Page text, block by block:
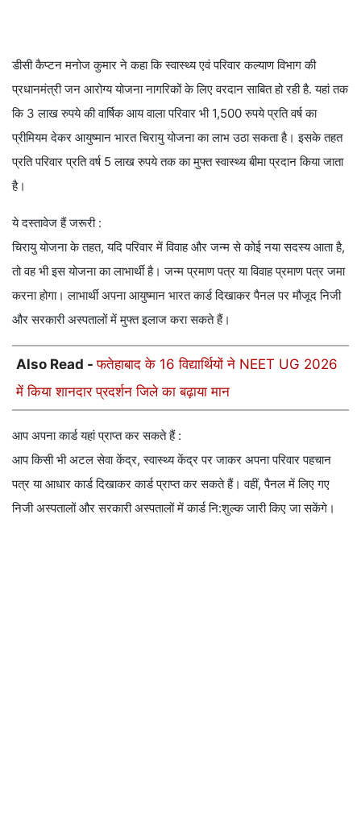
डीसी कैप्टन मनोज कुमार ने कहा कि स्वास्थ्य एवं परिवार कल्याण विभाग की
प्रधानमंत्री जन आरोग्य योजना नागरिकों के लिए वरदान साबित हो रही है. यहां तक
​​कि 3 लाख रुपये की वार्षिक आय वाला परिवार भी 1,500 रुपये प्रति वर्ष का
प्रीमियम देकर आयुष्मान भारत चिरायु योजना का लाभ उठा सकता है। इसके तहत
प्रति परिवार प्रति वर्ष 5 लाख रुपये तक का मुफ्त स्वास्थ्य बीमा प्रदान किया जाता
है।
ये दस्तावेज हैं जरूरी :
चिरायु योजना के तहत, यदि परिवार में विवाह और जन्म से कोई नया सदस्य आता है,
तो वह भी इस योजना का लाभार्थी है। जन्म प्रमाण पत्र या विवाह प्रमाण पत्र जमा
करना होगा। लाभार्थी अपना आयुष्मान भारत कार्ड दिखाकर पैनल पर मौजूद निजी
और सरकारी अस्पतालों में मुफ्त इलाज करा सकते हैं।
Also Read -फतेहाबाद के 16 विद्यार्थियों ने NEET UG 2026
में किया शानदार प्रदर्शन जिले का बढ़ाया मान
आप अपना कार्ड यहां प्राप्त कर सकते हैं :
आप किसी भी अटल सेवा केंद्र, स्वास्थ्य केंद्र पर जाकर अपना परिवार पहचान
पत्र या आधार कार्ड दिखाकर कार्ड प्राप्त कर सकते हैं। वहीं, पैनल में लिए गए
निजी अस्पतालों और सरकारी अस्पतालों में कार्ड नि:शुल्क जारी किए जा सकेंगे।